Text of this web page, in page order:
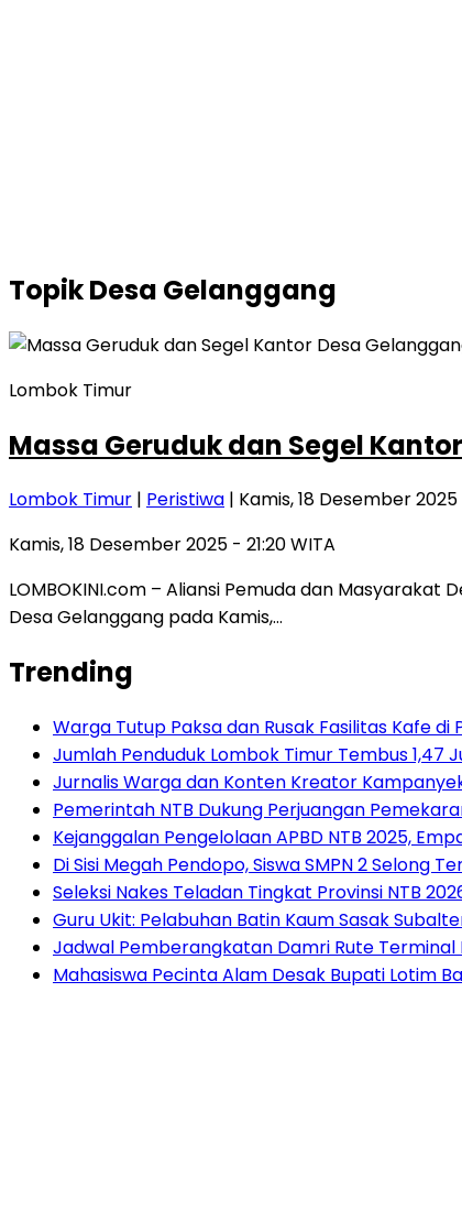
TopikDesa Gelanggang
Lombok Timur
Massa Geruduk dan Segel
Lombok Timur | Peristiwa | Kamis, 18 Desember 2025
Kamis, 18 Desember 2025 - 21:20 WITA
LOMBOKINI.com – Aliansi Pemuda dan
Desa Gelanggang pada Kamis,…
Trending
Warga Tutup Paksa dan Rusak Fasilitas Kafe di
Jumlah Penduduk Lombok Timur Tembus
Jurnalis Warga dan Konten Kreator
Pemerintah NTB Dukung Perjuangan
Kejanggalan Pengelolaan APBD NTB 2025,
Di Sisi Megah Pendopo, Siswa SMPN 2 Selong
Seleksi Nakes Teladan Tingkat Provinsi NTB
Guru Ukit: Pelabuhan Batin Kaum Sasak
Jadwal Pemberangkatan Damri Rute Terminal
Mahasiswa Pecinta Alam Desak Bupati Lotim